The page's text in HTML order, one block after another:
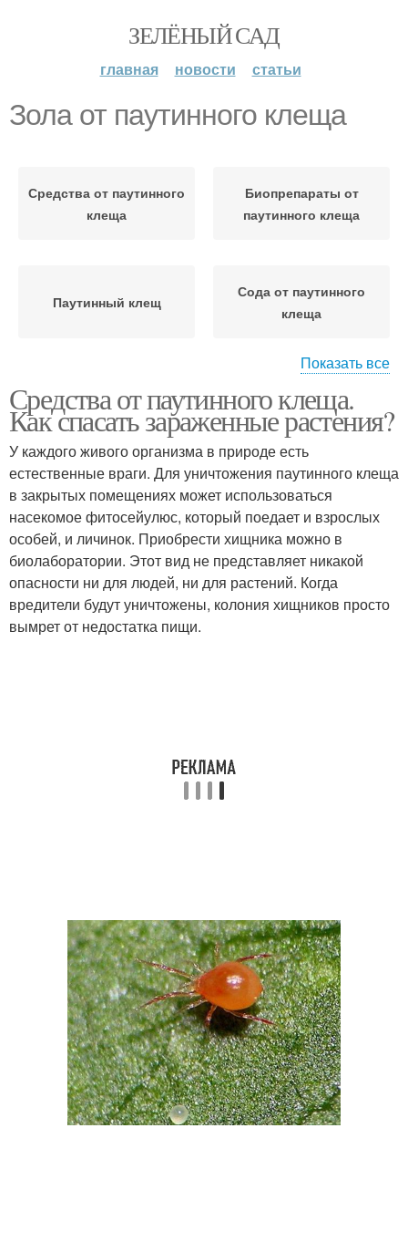
ЗЕЛЁНЫЙ САД
главная новости статьи
Зола от паутинного клеща
Средства от паутинного
клеща
Биопрепараты от
паутинного клеща
Паутинный клещ
Сода от паутинного
клеща
клеща
паутинного клеща
Паутинные клещи
Марганцовка от
паутинного клеща
Борьба с паутинным
клещом
Препараты от
паутинного клеща
Показать все
Средства от паутинного клеща.
Как спасать зараженные растения?
У каждого живого организма в природе есть
естественные враги. Для уничтожения паутинного клеща
в закрытых помещениях может использоваться
насекомое фитосейулюс, который поедает и взрослых
особей, и личинок. Приобрести хищника можно в
биолаборатории. Этот вид не представляет никакой
опасности ни для людей, ни для растений. Когда
вредители будут уничтожены, колония хищников просто
вымрет от недостатка пищи.